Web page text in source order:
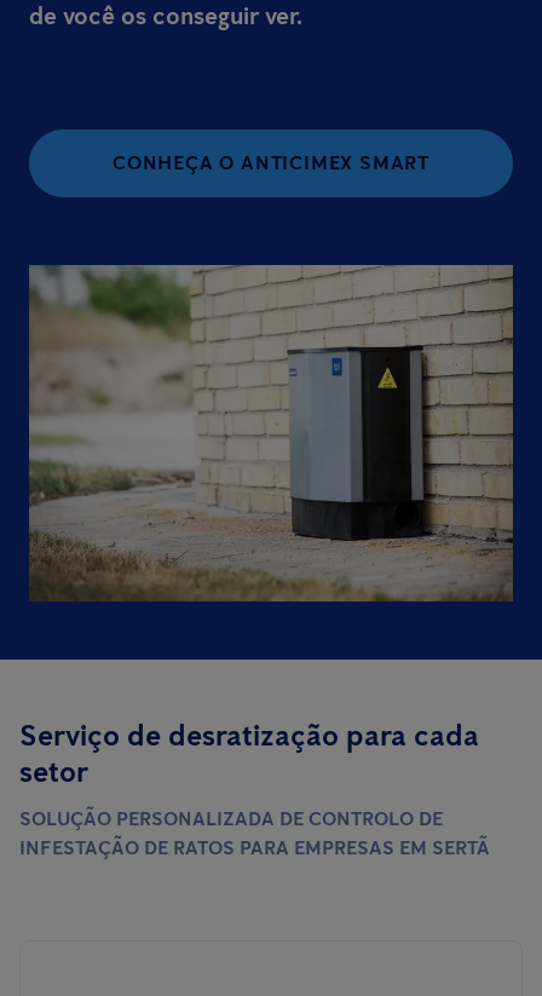
de você os conseguir ver.
CONHEÇA O ANTICIMEX SMART
Serviço de desratização para cada
setor
SOLUÇÃO PERSONALIZADA DE CONTROLO DE
INFESTAÇÃO DE RATOS PARA EMPRESAS EM SERTÃ